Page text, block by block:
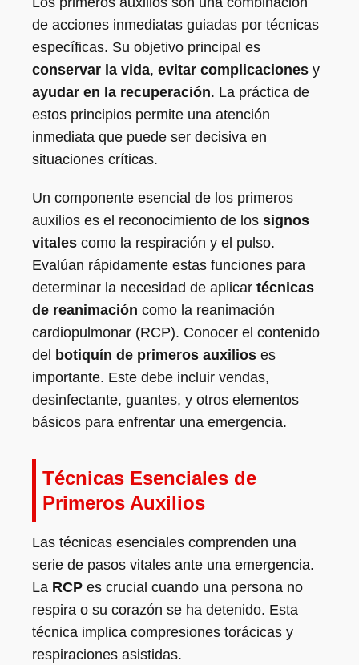
de acciones inmediatas guiadas por técnicas
específicas. Su objetivo principal es
conservar la vida, evitar complicaciones y
ayudar en la recuperación. La práctica de
estos principios permite una atención
inmediata que puede ser decisiva en
situaciones críticas.
Un componente esencial de los primeros
auxilios es el reconocimiento de los signos
vitales como la respiración y el pulso.
Evalúan rápidamente estas funciones para
determinar la necesidad de aplicar técnicas
de reanimación como la reanimación
cardiopulmonar (RCP). Conocer el contenido
del botiquín de primeros auxilios es
importante. Este debe incluir vendas,
desinfectante, guantes, y otros elementos
básicos para enfrentar una emergencia.
Técnicas Esenciales de
Primeros Auxilios
Las técnicas esenciales comprenden una
serie de pasos vitales ante una emergencia.
La RCP es crucial cuando una persona no
respira o su corazón se ha detenido. Esta
técnica implica compresiones torácicas y
respiraciones asistidas.